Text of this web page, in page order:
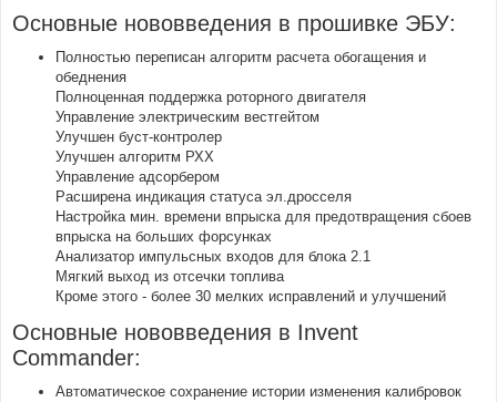
Основные нововведения в прошивке ЭБУ:
Полностью переписан алгоритм расчета обогащения и
обеднения
Полноценная поддержка роторного двигателя
Управление электрическим вестгейтом
Улучшен буст-контролер
Улучшен алгоритм РХХ
Управление адсорбером
Расширена индикация статуса эл.дросселя
Настройка мин. времени впрыска для предотвращения сбоев
впрыска на больших форсунках
Анализатор импульсных входов для блока 2.1
Мягкий выход из отсечки топлива
Кроме этого - более 30 мелких исправлений и улучшений
Основные нововведения в Invent
Commander:
Автоматическое сохранение истории изменения калибровок